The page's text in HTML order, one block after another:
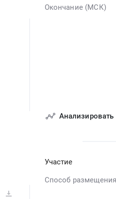
Окончание (МСК)
Участие
Способ размещения